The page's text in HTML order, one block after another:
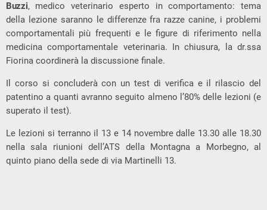
Buzzi, medico veterinario esperto in comportamento: tema
della lezione saranno le differenze fra razze canine, i problemi
comportamentali più frequenti e le figure di riferimento nella
medicina comportamentale veterinaria. In chiusura, la dr.ssa
Fiorina coordinerà la discussione finale.
Il corso si concluderà con un test di verifica e il rilascio del
patentino a quanti avranno seguito almeno l’80% delle lezioni (e
superato il test).
Le lezioni si terranno il 13 e 14 novembre dalle 13.30 alle 18.30
nella sala riunioni dell’ATS della Montagna a Morbegno, al
quinto piano della sede di via Martinelli 13.